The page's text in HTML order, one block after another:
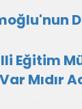
Eğitim
Mıdır